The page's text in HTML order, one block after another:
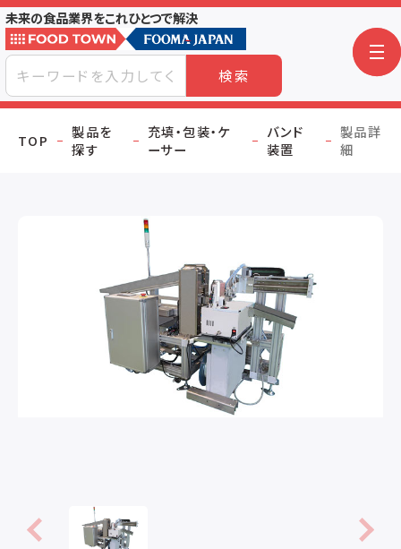
未来の食品業界をこれひとつで解決
検索
TOP
製品を
探す
充填・包装・ケ
ーサー
バンド
装置
製品詳
細